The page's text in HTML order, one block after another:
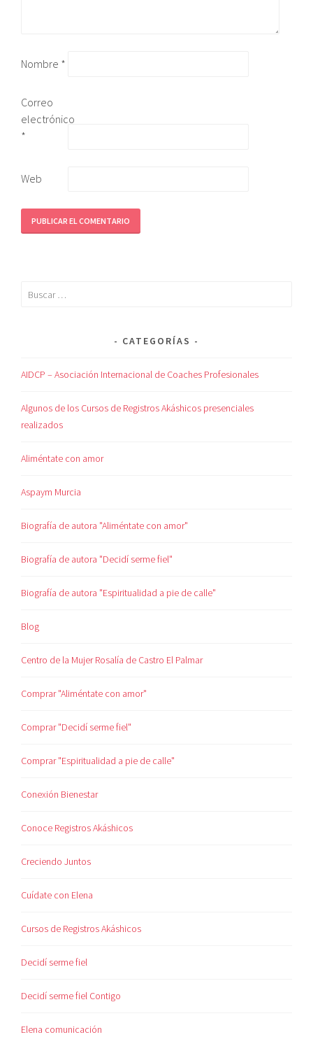
Nombre *
Correo
electrónico
*
Web
CATEGORÍAS
AIDCP – Asociación Internacional de Coaches Profesionales
Algunos de los Cursos de Registros Akáshicos presenciales
realizados
Aliméntate con amor
Aspaym Murcia
Biografía de autora "Aliméntate con amor"
Biografía de autora "Decidí serme fiel"
Biografía de autora "Espiritualidad a pie de calle"
Blog
Centro de la Mujer Rosalía de Castro El Palmar
Comprar "Aliméntate con amor"
Comprar "Decidí serme fiel"
Comprar "Espiritualidad a pie de calle"
Conexión Bienestar
Conoce Registros Akáshicos
Creciendo Juntos
Cuídate con Elena
Cursos de Registros Akáshicos
Decidí serme fiel
Decidí serme fiel Contigo
Elena comunicación